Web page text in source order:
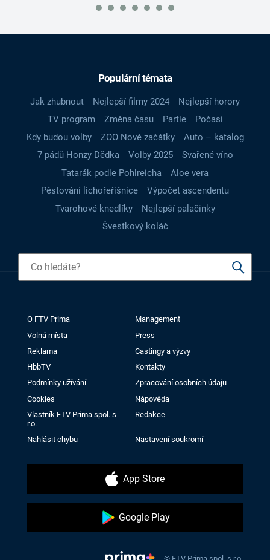
Populární témata
Jak zhubnout Nejlepší filmy 2024
Nejlepší horory
TV program
Změna času Partie
Počasí
Kdy budou volby
ZOO Nové začátky
Auto – katalog
7 pádů Honzy Dědka
Volby 2025
Svařené víno
Tatarák podle Pohlreicha
Aloe vera
Pěstování lichořeřišnice
Výpočet ascendentu
Tvarohové knedlíky
Nejlepší palačinky
Švestkový koláč
O FTV Prima
Management
Volná místa
Press
Reklama
Castingy a výzvy
HbbTV
Kontakty
Podmínky užívání
Zpracování osobních údajů
Cookies
Nápověda
Vlastník FTV Prima spol. s
r.o.
Redakce
Nahlásit chybu Nastavení soukromí
App Store
Google Play